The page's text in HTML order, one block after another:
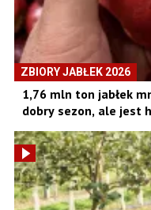
ZBIORY JABŁEK 2026
1,76 mln ton jabłek
dobry sezon, ale jest